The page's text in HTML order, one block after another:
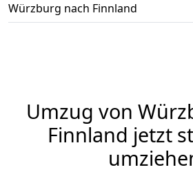
Würzburg nach Finnland
Umzug von
Finnland jetzt